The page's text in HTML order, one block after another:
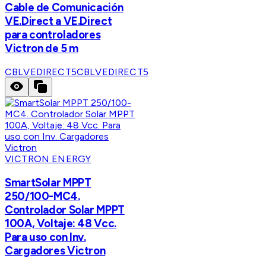
Cable de Comunicación
VE.Direct a VE.Direct
para controladores
Victron de 5 m
CBLVEDIRECT5CBLVEDIRECT5
VICTRON ENERGY
SmartSolar MPPT
250/100-MC4.
Controlador Solar MPPT
100A, Voltaje: 48 Vcc.
Para uso con Inv.
Cargadores Victron